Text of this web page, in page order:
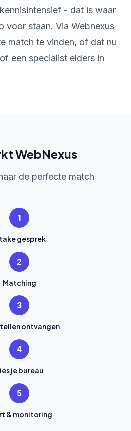
- dat is waar
voor staan. Via Webnexus
match te vinden, of dat nu
een specialist elders in
WebNexus
de perfecte match
1
gesprek
2
Matching
3
ontvangen
4
je bureau
5
& monitoring